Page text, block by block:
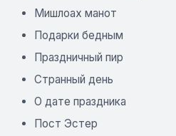
Мишлоах манот
Подарки бедным
Праздничный пир
Странный день
О дате праздника
Пост Эстер